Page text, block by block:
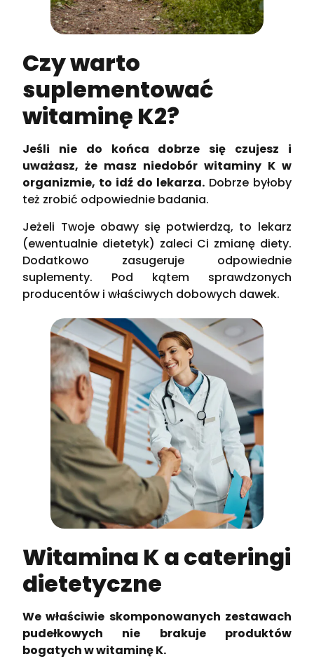
Czy warto
suplementować
witaminę K2?
Jeśli nie do końca dobrze się czujesz i
uważasz, że masz niedobór witaminy K w
organizmie, to idź do lekarza.Dobrze byłoby
też zrobić odpowiednie badania.
Jeżeli Twoje obawy się potwierdzą, to lekarz
(ewentualnie dietetyk) zaleci Ci zmianę diety.
Dodatkowo zasugeruje odpowiednie
suplementy. Pod kątem sprawdzonych
producentów i właściwych dobowych dawek.
Witamina K a cateringi
dietetyczne
We właściwie skomponowanych zestawach
pudełkowych nie brakuje produktów
bogatych w witaminę K.